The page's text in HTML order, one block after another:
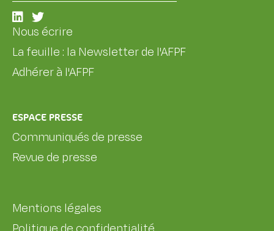
Nous écrire
La feuille : la Newsletter de l'AFPF
Adhérer à l'AFPF
ESPACE PRESSE
Communiqués de presse
Revue de presse
Mentions légales